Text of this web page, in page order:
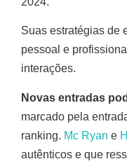
Suas estratégias de
pessoal e
interações.
Novas entradas
marcado pela
ranking. Mc Ryan e
autênticos e que